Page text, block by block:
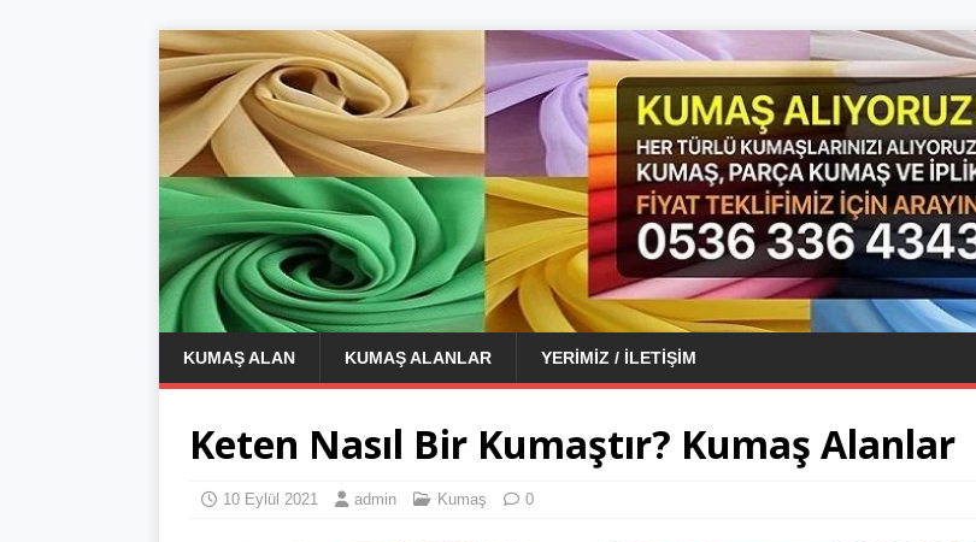
KUMAŞ ALAN KUMAŞ ALANLAR YERIMIZ / İLETIŞIM
Keten Nasıl Bir Kumaştır? Kumaş Alanlar
10 Eylül 2021 admin Kumaş 0